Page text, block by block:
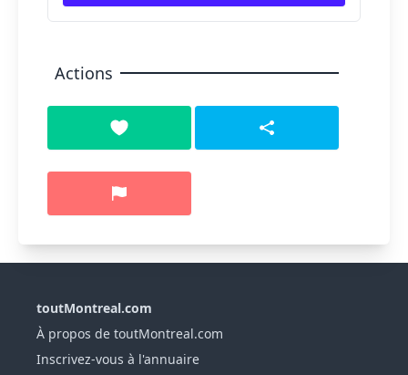
Actions
toutMontreal.com
À propos de toutMontreal.com
Inscrivez-vous à l'annuaire